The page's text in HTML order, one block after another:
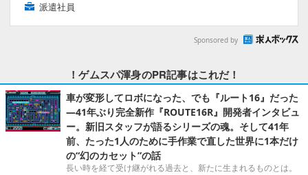
派遣社員
Sponsored by
！ゲムスパ渾身のPR記事はこれだ！
車が変形してロボになった、でも『ルート16』だった
―41年ぶり完全新作『ROUTE16R』開発者インタビュ
ー。新旧スタッフが語るシリーズの魂。そして41年
前、たった1人のために手作業で直した世界に1本だけ
の“幻のカセット”の話
長い時を経て受け継がれる過去と、新たに生まれるものとは。